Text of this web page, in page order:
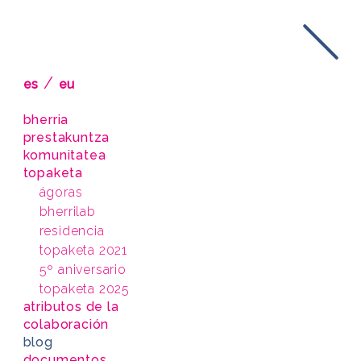
es / eu
bherria
prestakuntza
komunitatea
topaketa
ágoras
bherrilab
residencia
topaketa 2021
5º aniversario
topaketa 2025
atributos de la
colaboración
blog